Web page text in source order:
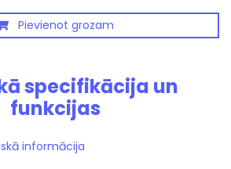
Pievienot grozam
specifikācija un
funkcijas
informācija